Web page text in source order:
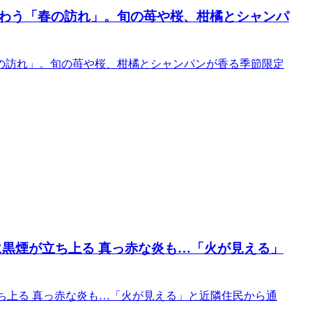
う「春の訪れ」。旬の苺や桜、柑橘とシャンパ
れ」。旬の苺や桜、柑橘とシャンパンが香る季節限定
煙が立ち上る 真っ赤な炎も…「火が見える」
上る 真っ赤な炎も…「火が見える」と近隣住民から通